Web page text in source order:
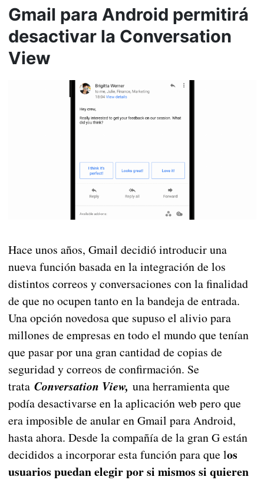
Gmail para Android permitirá
desactivar la Conversation
View
Hace unos años, Gmail decidió introducir una
nueva función basada en la integración de los
distintos correos y conversaciones con la finalidad
de que no ocupen tanto en la bandeja de entrada.
Una opción novedosa que supuso el alivio para
millones de empresas en todo el mundo que tenían
que pasar por una gran cantidad de copias de
seguridad y correos de confirmación. Se
trata Conversation View, una herramienta que
podía desactivarse en la aplicación web pero que
era imposible de anular en Gmail para Android,
hasta ahora. Desde la compañía de la gran G están
decididos a incorporar esta función para que los
usuarios puedan elegir por si mismos si quieren